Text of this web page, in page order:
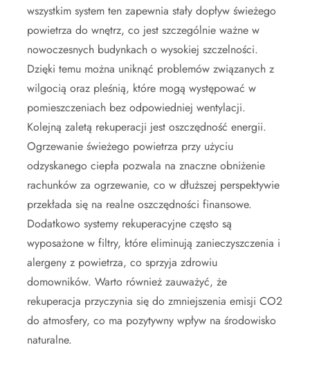
wszystkim system ten zapewnia stały dopływ świeżego
powietrza do wnętrz, co jest szczególnie ważne w
nowoczesnych budynkach o wysokiej szczelności.
Dzięki temu można uniknąć problemów związanych z
wilgocią oraz pleśnią, które mogą występować w
pomieszczeniach bez odpowiedniej wentylacji.
Kolejną zaletą rekuperacji jest oszczędność energii.
Ogrzewanie świeżego powietrza przy użyciu
odzyskanego ciepła pozwala na znaczne obniżenie
rachunków za ogrzewanie, co w dłuższej perspektywie
przekłada się na realne oszczędności finansowe.
Dodatkowo systemy rekuperacyjne często są
wyposażone w filtry, które eliminują zanieczyszczenia i
alergeny z powietrza, co sprzyja zdrowiu
domowników. Warto również zauważyć, że
rekuperacja przyczynia się do zmniejszenia emisji CO2
do atmosfery, co ma pozytywny wpływ na środowisko
naturalne.